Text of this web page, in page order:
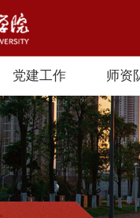
党建工作 师资